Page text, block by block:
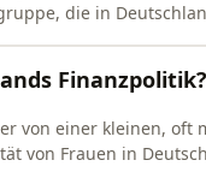
die in
Finanzpolitik?
von einer kleinen, oft
von Frauen in